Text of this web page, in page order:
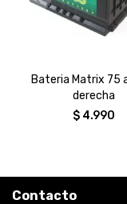
Bateria Matrix 75
derecha
$ 4.990
Contacto